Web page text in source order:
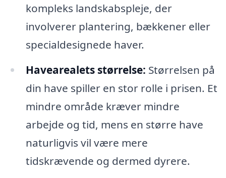
kompleks landskabspleje, der
involverer plantering, bækkener eller
specialdesignede haver.
Havearealets størrelse: Størrelsen på
din have spiller en stor rolle i prisen. Et
mindre område kræver mindre
arbejde og tid, mens en større have
naturligvis vil være mere
tidskrævende og dermed dyrere.